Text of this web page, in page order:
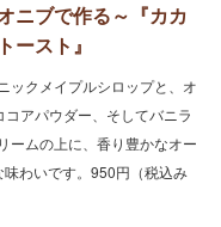
ニブで作る～『カカ
ースト』
ックメイプルシロップと、オ
アパウダー、そしてバニラ
ームの上に、香り豊かなオー
わいです。950円（税込み